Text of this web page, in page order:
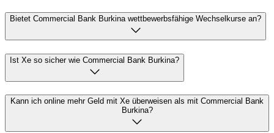
Bietet Commercial Bank Burkina wettbewerbsfähige Wechselkurse an?
Ist Xe so sicher wie Commercial Bank Burkina?
Kann ich online mehr Geld mit Xe überweisen als mit Commercial Bank
Burkina?